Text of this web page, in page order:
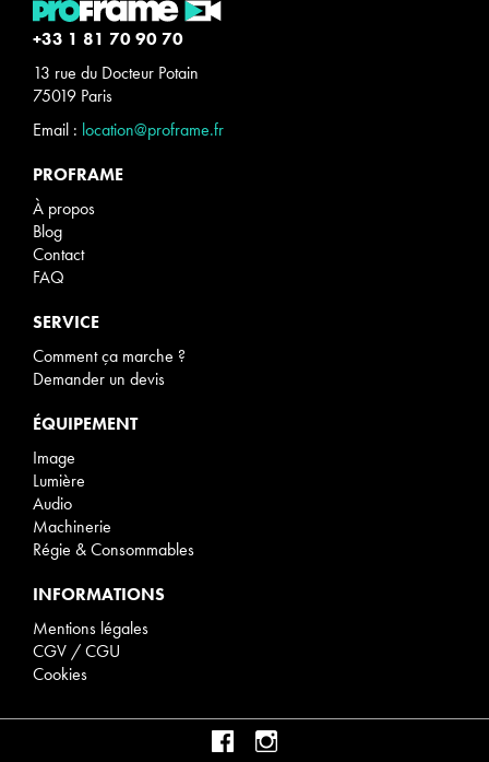
+33 1 81 70 90 70
13 rue du Docteur Potain
75019 Paris
Email : location@proframe.fr
PROFRAME
À propos
Blog
Contact
FAQ
SERVICE
Comment ça marche ?
Demander un devis
ÉQUIPEMENT
Image
Lumière
Audio
Machinerie
Régie & Consommables
INFORMATIONS
Mentions légales
CGV / CGU
Cookies